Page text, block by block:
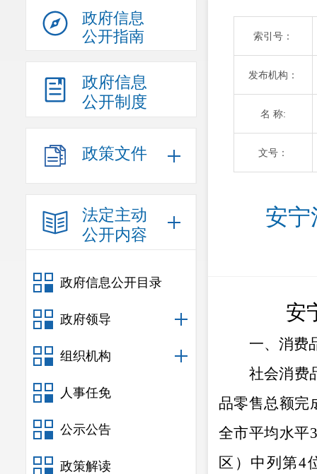
政府信息
公开指南
政府信息
公开制度
政策文件
法定主动
公开内容
政府信息公开目录
政府领导
组织机构
人事任免
公示公告
政策解读
索引号：
发布机构：
名 称:
文号：
安宁
安
一、消费
社会消费
品零售总额完
全市平均水平
区）中列第4